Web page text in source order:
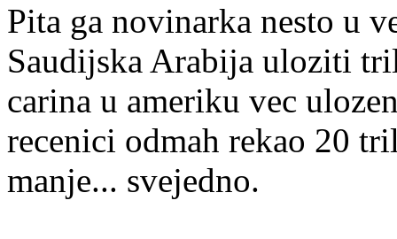
Pita ga novinarka nesto u
Saudijska Arabija uloziti
carina u ameriku vec
recenici odmah rekao 20
manje... svejedno.